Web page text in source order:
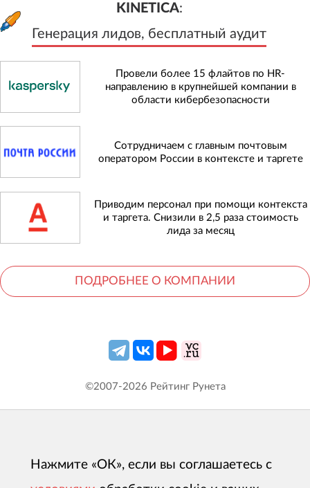
KINETICA:
Генерация лидов, бесплатный аудит
Генерация лидов, бесплатный
Провели более 15 флайтов по HR-
направлению в крупнейшей компании в
области кибербезопасности
Сотрудничаем с главным почтовым
оператором России в контексте и таргете
Приводим персонал при помощи контекста
и таргета. Снизили в 2,5 раза стоимость
лида за месяц
ПОДРОБНЕЕ О КОМПАНИИ
©2007-2026 Рейтинг Рунета
Нажмите «ОК», если вы соглашаетесь с